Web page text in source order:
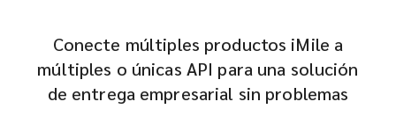
Conecte múltiples productos iMile a
múltiples o únicas API para una solución
de entrega empresarial sin problemas